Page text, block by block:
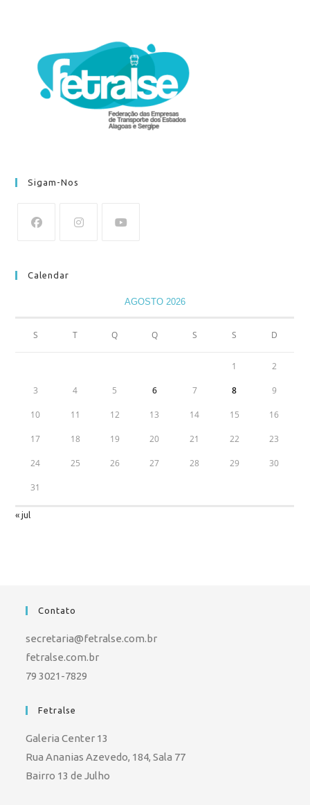
Sigam-Nos
Calendar
AGOSTO 2026
S T Q Q S S D
1 2
3 4 5 6 7 8 9
10 11 12 13 14 15 16
17 18 19 20 21 22 23
24 25 26 27 28 29 30
31
« jul
Contato
secretaria@fetralse.com.br
fetralse.com.br
79 3021-7829
Fetralse
Galeria Center 13
Rua Ananias Azevedo, 184, Sala 77
Bairro 13 de Julho